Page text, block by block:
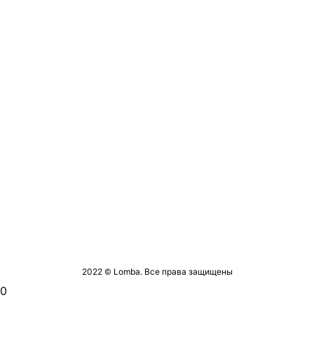
2022 © Lomba. Все права защищены
0